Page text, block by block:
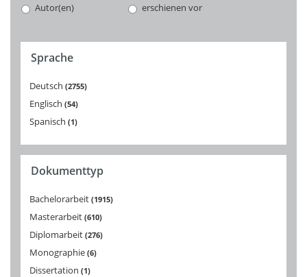
Autor(en)
erschienen vor
Sprache
Deutsch 2755
Englisch 54
Spanisch 1
Dokumenttyp
Bachelorarbeit 1915
Masterarbeit 610
Diplomarbeit 276
Monographie 6
Dissertation 1